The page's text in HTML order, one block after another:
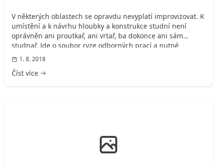
V některých oblastech se opravdu nevyplatí improvizovat. K
umístění a k návrhu hloubky a konstrukce studní není
oprávněn ani proutkař, ani vrtař, ba dokonce ani sám
studnař. Jde o soubor ryze odborných prací a nutné
administrativy, který smí vykonávat pouze autorizované
1. 8. 2018
Číst více